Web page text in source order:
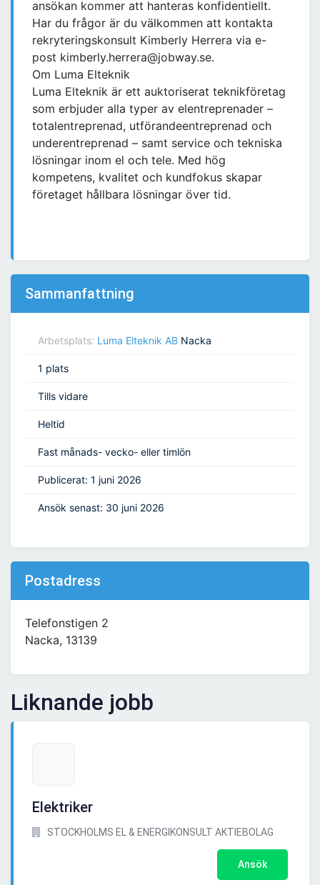
ansökan kommer att hanteras konfidentiellt.
Har du frågor är du välkommen att kontakta
rekryteringskonsult Kimberly Herrera via e-
post kimberly.herrera@jobway.se.
Om Luma Elteknik
Luma Elteknik är ett auktoriserat teknikföretag
som erbjuder alla typer av elentreprenader –
totalentreprenad, utförandeentreprenad och
underentreprenad – samt service och tekniska
lösningar inom el och tele. Med hög
kompetens, kvalitet och kundfokus skapar
företaget hållbara lösningar över tid.
Sammanfattning
Arbetsplats: Luma Elteknik AB Nacka
1 plats
Tills vidare
Heltid
Fast månads- vecko- eller timlön
Publicerat: 1 juni 2026
Ansök senast: 30 juni 2026
Postadress
Telefonstigen 2
Nacka, 13139
Liknande jobb
Elektriker
STOCKHOLMS EL & ENERGIKONSULT AKTIEBOLAG
Ansök